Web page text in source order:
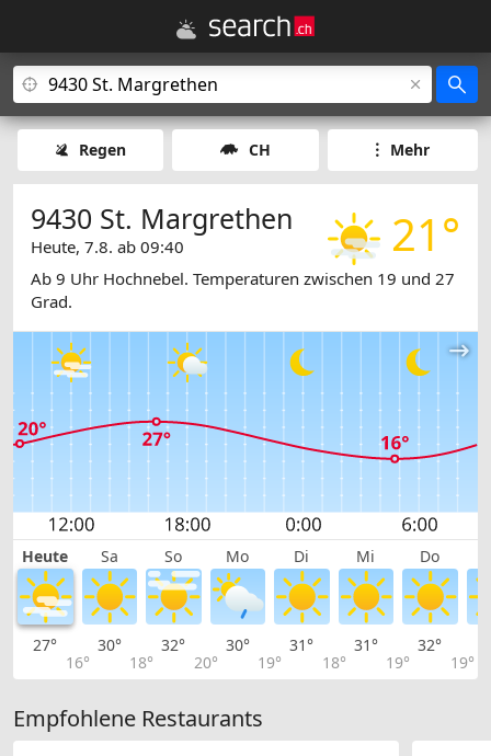
Regen CH Mehr
21°
9430 St. Margrethen
Heute, 7.8. ab 09:40
Ab 9 Uhr Hochnebel. Temperaturen zwischen 19 und 27
Grad.
Heute Sa So Mo Di Mi Do
27°
16°
30°
18°
32°
20°
30°
19°
31°
18°
31°
19°
32°
19°
Empfohlene Restaurants